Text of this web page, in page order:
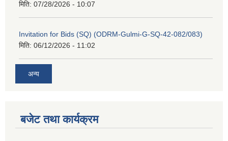
मिति: 07/28/2026 - 10:07
Invitation for Bids (SQ) (ODRM-Gulmi-G-SQ-42-082/083)
मिति: 06/12/2026 - 11:02
अन्य
बजेट तथा कार्यक्रम